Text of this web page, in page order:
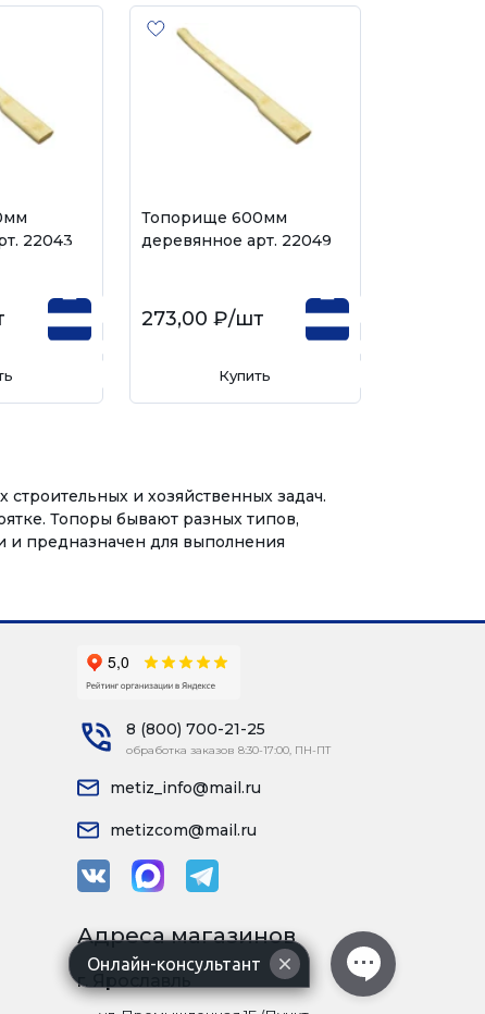
22043
Топорище 600мм
деревянное арт. 22049
273,00 ₽/шт
Купить
и хозяйственных задач.
Топоры бывают разных типов,
и предназначен для выполнения
8 (800) 700-21-25
обработка заказов 8:30-17:00, ПН-ПТ
metiz_info@mail.ru
metizcom@mail.ru
Адреса магазинов
г. Ярославль
Онлайн-консультант